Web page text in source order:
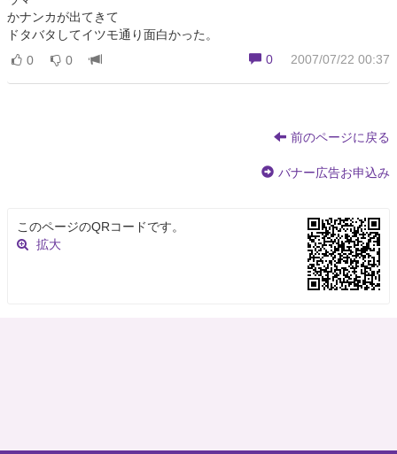
かナンカが出てきて
ドタバタしてイツモ通り面白かった。
0
2007/07/22 00:37
0 0
前のページに戻る
バナー広告お申込み
このページのQRコードです。
拡大